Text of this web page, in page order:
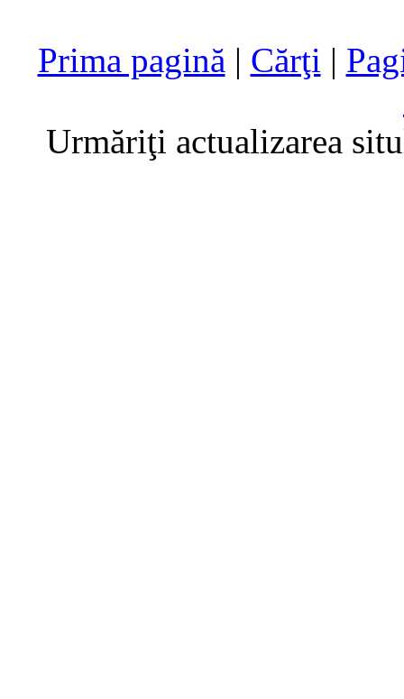
Prima pagină | Cărţi |
Urmăriţi actualizarea